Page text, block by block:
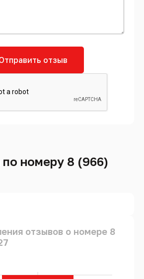
отзыв
по номеру 8 (966)
отзывов о номере 8